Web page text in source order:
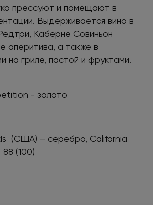
прессуют и помещают в
Выдерживается вино в
Каберне Совиньон
аперитива, а также в
на гриле, пастой и фруктами.
- золото
(США) – серебро, California
(100)